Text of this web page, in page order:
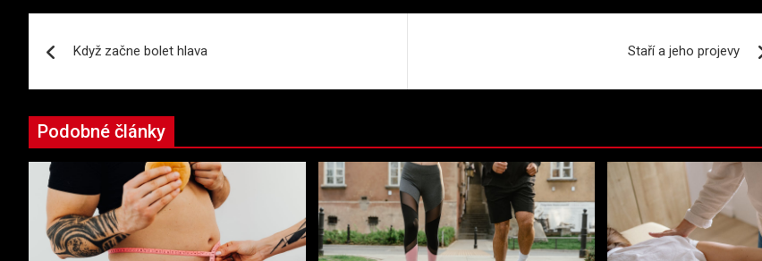
pro
Když začne bolet hlava Staří a jeho projevy
Podobné články